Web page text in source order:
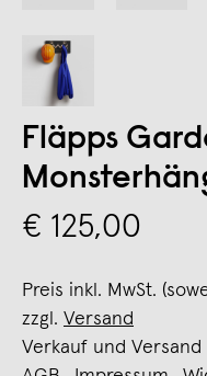
Fläpps
€ 125,00
Preis inkl. MwSt.
zzgl. Versand
Verkauf und Versand